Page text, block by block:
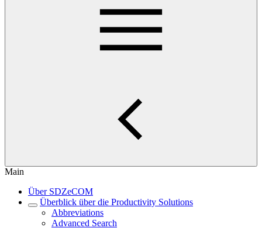
Main
Über SDZeCOM
Überblick über die Productivity Solutions
Abbreviations
Advanced Search